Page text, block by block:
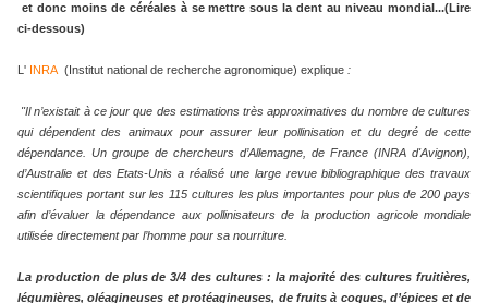
et donc moins de céréales à se mettre sous la dent au niveau mondial...(Lire
ci-dessous)
L' INRA (Institut national de recherche agronomique) explique :
"Il n’existait à ce jour que des estimations très approximatives du nombre de cultures
qui dépendent des animaux pour assurer leur pollinisation et du degré de cette
dépendance. Un groupe de chercheurs d’Allemagne, de France (INRA d'Avignon),
d’Australie et des Etats-Unis a réalisé une large revue bibliographique des travaux
scientifiques portant sur les 115 cultures les plus importantes pour plus de 200 pays
afin d’évaluer la dépendance aux pollinisateurs de la production agricole mondiale
utilisée directement par l’homme pour sa nourriture.
La production de plus de 3/4 des cultures : la majorité des cultures fruitières,
légumières, oléagineuses et protéagineuses, de fruits à coques, d’épices et de